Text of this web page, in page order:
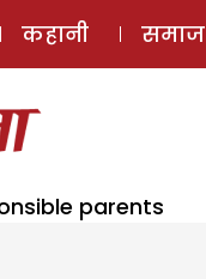
कहानी समाज
parents